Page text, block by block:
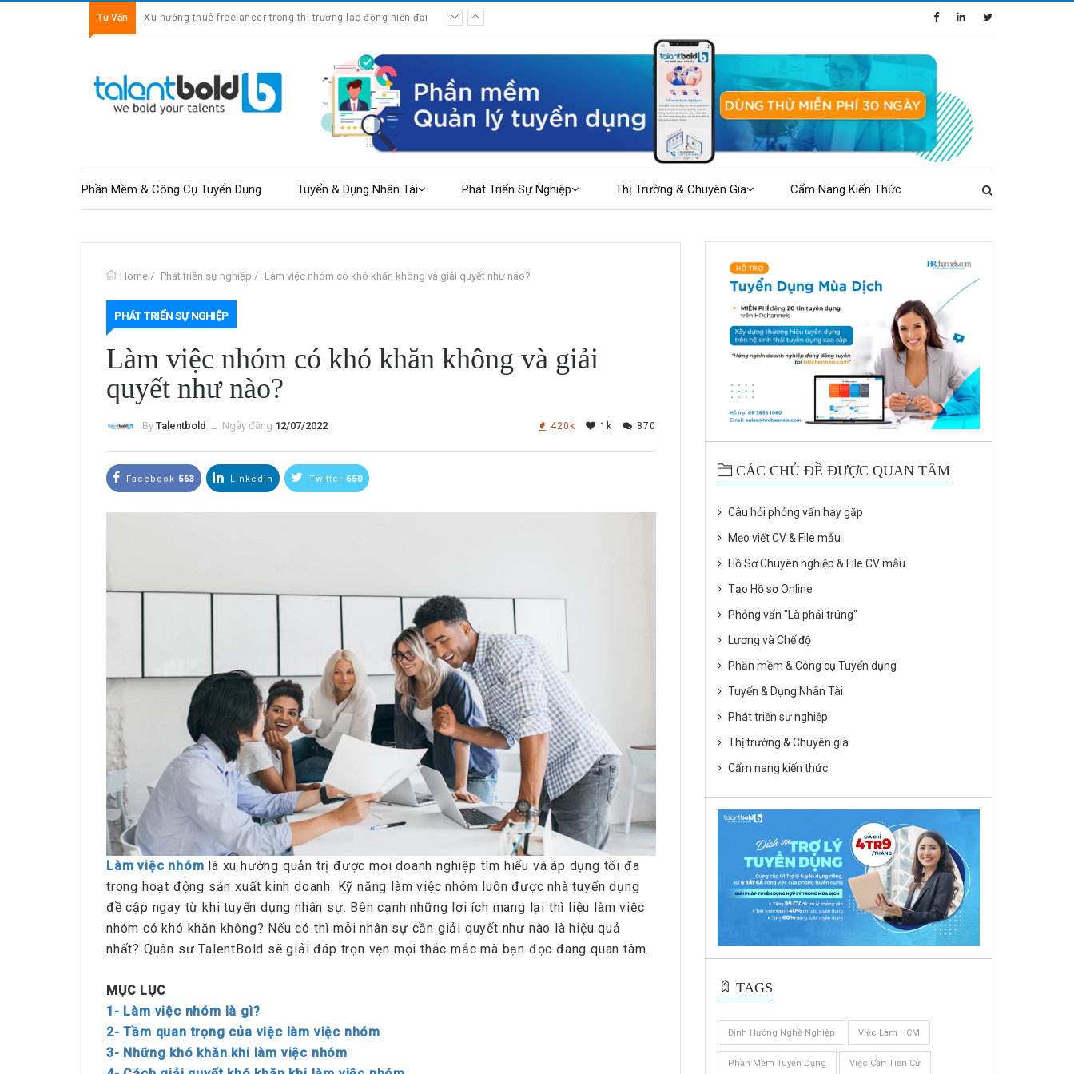
Tư Vấn Xu hướng thuê freelancer trong thị trường lao động hiện đại
Phần Mềm & Công Cụ Tuyển Dụng Tuyển & Dụng Nhân Tài Phát Triển Sự Nghiệp Thị Trường & Chuyên Gia Cẩm Nang Kiến Thức
Home / Phát triển sự nghiệp / Làm việc nhóm có khó khăn không và giải quyết như nào?
PHÁT TRIỂN SỰ NGHIỆP
Làm việc nhóm có khó khăn không và giải
quyết như nào?
By Talentbold ــ Ngày đăng 12/07/2022 420k 1k 870
Facebook 563 Linkedin Twitter 650
Làm việc nhóm là xu hướng quản trị được mọi doanh nghiệp tìm hiểu và áp dụng tối đa
trong hoạt động sản xuất kinh doanh. Kỹ năng làm việc nhóm luôn được nhà tuyển dụng
đề cập ngay từ khi tuyển dụng nhân sự. Bên cạnh những lợi ích mang lại thì liệu làm việc
nhóm có khó khăn không? Nếu có thì mỗi nhân sự cần giải quyết như nào là hiệu quả
nhất? Quân sư TalentBold sẽ giải đáp trọn vẹn mọi thắc mắc mà bạn đọc đang quan tâm.
MỤC LỤC
1- Làm việc nhóm là gì?
2- Tầm quan trọng của việc làm việc nhóm
3- Những khó khăn khi làm việc nhóm
CÁC CHỦ ĐỀ ĐƯỢC QUAN TÂM
Câu hỏi phỏng vấn hay gặp
Mẹo viết CV & File mẫu
Hồ Sơ Chuyên nghiệp & File CV mẫu
Tạo Hồ sơ Online
Phỏng vấn "Là phải trúng"
Lương và Chế độ
Phần mềm & Công cụ Tuyển dụng
Tuyển & Dụng Nhân Tài
Phát triển sự nghiệp
Thị trường & Chuyên gia
Cẩm nang kiến thức
TAGS
Định Hướng Nghề Nghiệp Việc Làm HCM
Phần Mềm Tuyển Dụng Việc Cần Tiến Cử